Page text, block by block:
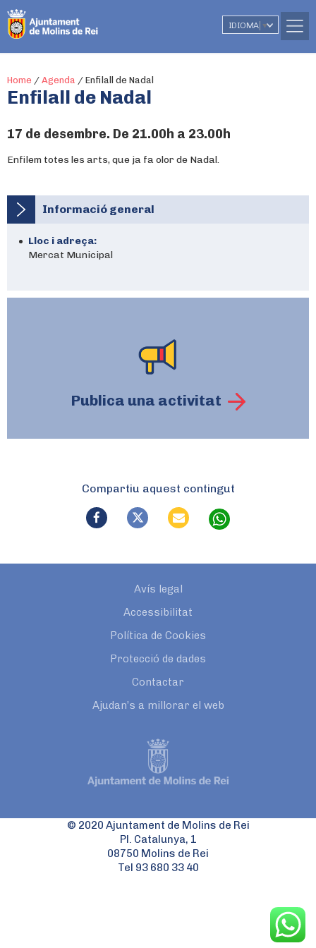
IDIOMA ▼
Home / Agenda / Enfilall de Nadal
Enfilall de Nadal
17 de desembre. De 21.00h a 23.00h
Enfilem totes les arts, que ja fa olor de Nadal.
Informació general
Lloc i adreça:
Mercat Municipal
Publica una activitat
Compartiu aquest contingut
Avís legal
Accessibilitat
Política de Cookies
Protecció de dades
Contactar
Ajudan’s a millorar el web
© 2020 Ajuntament de Molins de Rei
Pl. Catalunya, 1
08750 Molins de Rei
Tel 93 680 33 40